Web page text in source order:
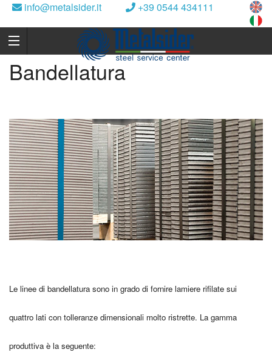
info@metalsider.it +39 0544 434111
Bandellatura
Le linee di bandellatura sono in grado di fornire lamiere rifilate sui
quattro lati con tolleranze dimensionali molto ristrette. La gamma
produttiva è la seguente: